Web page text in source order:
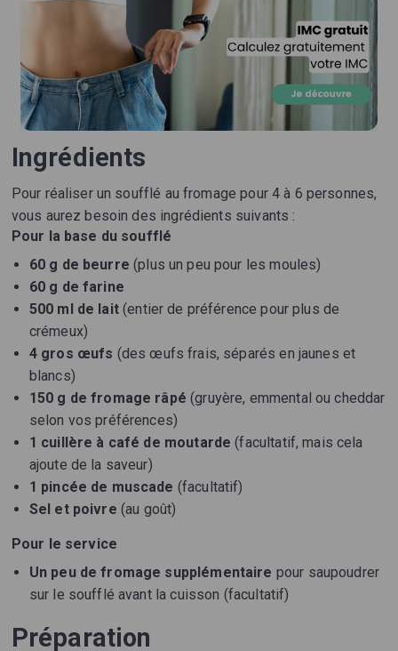
Ingrédients
Pour réaliser un soufflé au fromage pour 4 à 6 personnes,
vous aurez besoin des ingrédients suivants :
Pour la base du soufflé
60 g de beurre (plus un peu pour les moules)
60 g de farine
500 ml de lait(entier de préférence pour plus de
crémeux)
4 gros œufs (des œufs frais, séparés en jaunes et
blancs)
150 g de fromage râpé (gruyère, emmental ou cheddar
selon vos préférences)
1 cuillère à café de moutarde (facultatif, mais cela
ajoute de la saveur)
1 pincée de muscade (facultatif)
Sel et poivre (au goût)
Pour le service
Un peu de fromage supplémentaire pour saupoudrer
sur le soufflé avant la cuisson (facultatif)
Préparation